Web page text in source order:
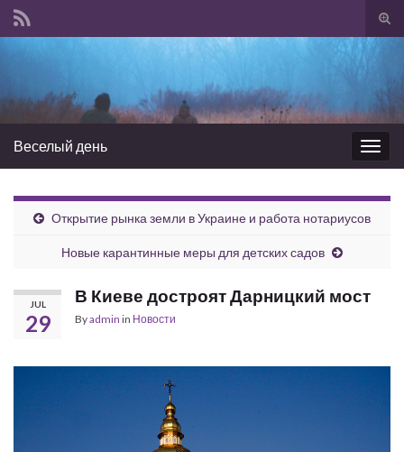
Веселый день
Открытие рынка земли в Украине и работа нотариусов
Новые карантинные меры для детских садов
JUL
29
В Киеве достроят Дарницкий мост
Byadmin in Новости